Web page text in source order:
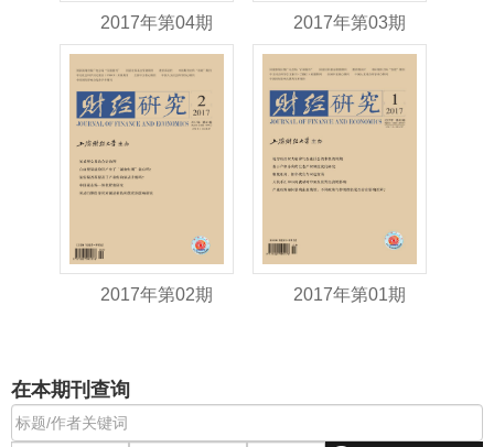
2017年第04期 2017年第03期
2017年第02期 2017年第01期
在本期刊查询